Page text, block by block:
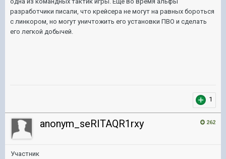
разработчики писали, что крейсера не могут на равных бороться
с линкором, но могут уничтожить его установки ПВО и сделать
его легкой добычей.
1
262
anonym_seRITAQR1rxy
Участник